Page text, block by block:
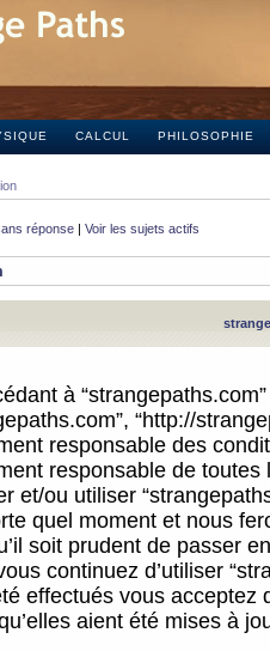
CALCUL PHILOSOPHIE
réponse | Voir les sujets actifs
à
“http://
responsable des
responsable de
et/ou utiliser
quel moment et nous
soit prudent de passer
continuez d’utiliser
effectués vous acceptez
aient été mises à